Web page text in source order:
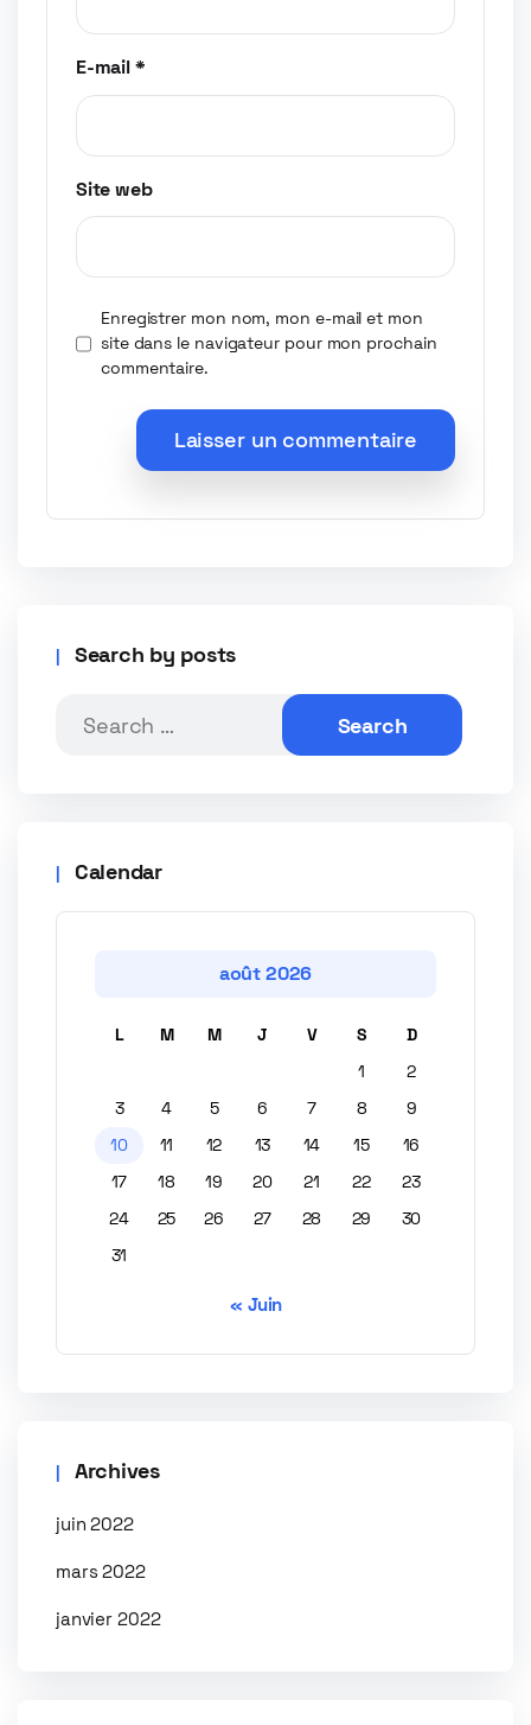
E-mail*
Site web
Enregistrer mon nom, mon e-mail et mon
site dans le navigateur pour mon prochain
commentaire.
Search by posts
Calendar
août 2026
L M M J V S
D
1
2
3
4 5 6 7 8
9
10
11 12 13 14 15
16
17
18 19 20 21 22
23
24
25 26 27 28 29
30
31
« Juin
Archives
juin 2022
mars 2022
janvier 2022